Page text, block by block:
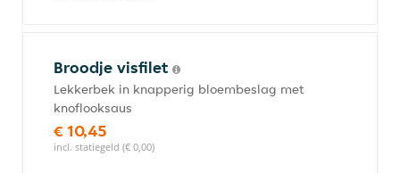
Broodje visfilet
Lekkerbek in knapperig bloembeslag met
knoflooksaus
€ 10,45
incl. statiegeld (€ 0,00)